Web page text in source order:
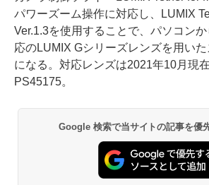
パワーズーム操作に対応し、LUMIX
Ver.1.3を使用することで、パソコン
応のLUMIX Gシリーズレンズを用い
になる。対応レンズは2021年10月現
PS45175。
Google 検索で当サイトの記事を優